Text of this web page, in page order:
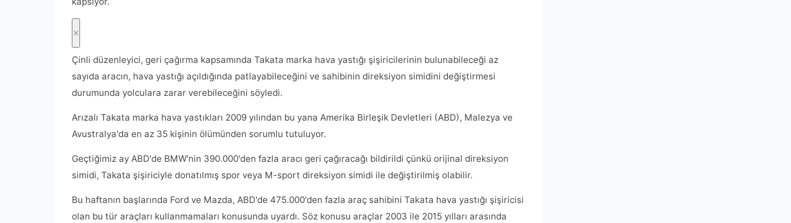
Çinli düzenleyici, geri çağırma kapsamında Takata marka hava yastığı şişiricilerinin bulunabileceği az
sayıda aracın, hava yastığı açıldığında patlayabileceğini ve sahibinin direksiyon simidini değiştirmesi
durumunda yolculara zarar verebileceğini söyledi.
Arızalı Takata marka hava yastıkları 2009 yılından bu yana Amerika Birleşik Devletleri (ABD), Malezya ve
Avustralya'da en az 35 kişinin ölümünden sorumlu tutuluyor.
Geçtiğimiz ay ABD'de BMW'nin 390.000'den fazla aracı geri çağıracağı bildirildi çünkü orijinal direksiyon
simidi, Takata şişiriciyle donatılmış spor veya M-sport direksiyon simidi ile değiştirilmiş olabilir.
Bu haftanın başlarında Ford ve Mazda, ABD'de 475.000'den fazla araç sahibini Takata hava yastığı şişiricisi
olan bu tür araçları kullanmamaları konusunda uyardı. Söz konusu araçlar 2003 ile 2015 yılları arasında